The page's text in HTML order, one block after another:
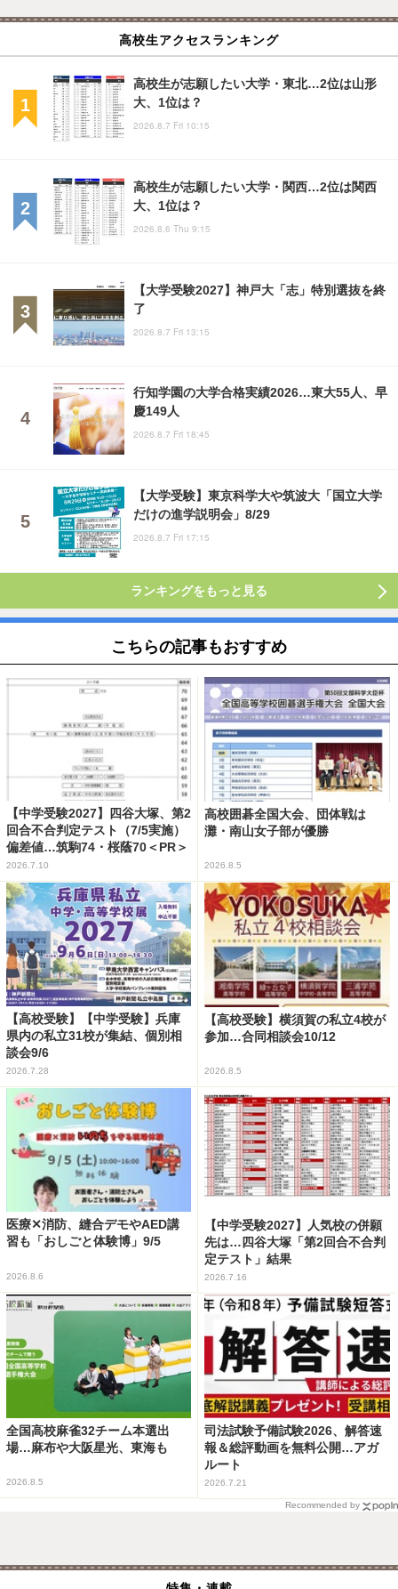
高校生アクセスランキング
高校生が志願したい大学・東北…2位は山形
大、1位は？
2026.8.7 Fri 10:15
高校生が志願したい大学・関西…2位は関西
大、1位は？
2026.8.6 Thu 9:15
【大学受験2027】神戸大「志」特別選抜を終
了
2026.8.7 Fri 13:15
行知学園の大学合格実績2026…東大55人、早
慶149人
2026.8.7 Fri 18:45
【大学受験】東京科学大や筑波大「国立大学
だけの進学説明会」8/29
2026.8.7 Fri 17:15
ランキングをもっと見る
こちらの記事もおすすめ
【中学受験2027】四谷大塚、第2
回合不合判定テスト（7/5実施）
偏差値…筑駒74・桜蔭70＜PR＞
2026.7.10
高校囲碁全国大会、団体戦は
灘・南山女子部が優勝
2026.8.5
【高校受験】【中学受験】兵庫
県内の私立31校が集結、個別相
談会9/6
2026.7.28
【高校受験】横須賀の私立4校が
参加…合同相談会10/12
2026.8.5
医療✕消防、縫合デモやAED講
習も「おしごと体験博」9/5
2026.8.6
【中学受験2027】人気校の併願
先は…四谷大塚「第2回合不合判
定テスト」結果
2026.7.16
全国高校麻雀32チーム本選出
場…麻布や大阪星光、東海も
2026.8.5
司法試験予備試験2026、解答速
報＆総評動画を無料公開…アガ
ルート
2026.7.21
Recommended by